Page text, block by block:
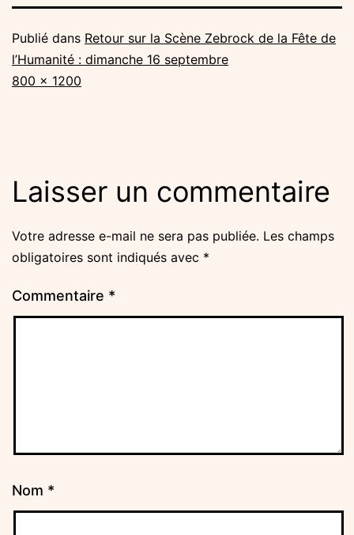
Publié dans Retour sur la Scène Zebrock de la Fête de
l’Humanité : dimanche 16 septembre
Taille
800 × 1200
Laisser un commentaire
Votre adresse e-mail ne sera pas publiée. Les champs
obligatoires sont indiqués avec *
Commentaire *
Nom *